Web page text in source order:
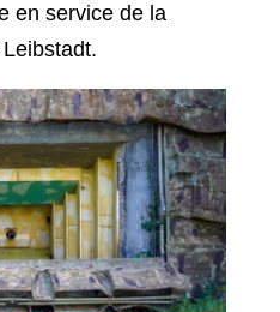
en service de la